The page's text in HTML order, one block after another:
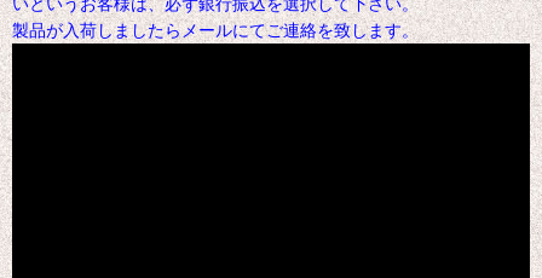
いというお客様は、必ず銀行振込を選択して下さい。
製品が入荷しましたらメールにてご連絡を致します。